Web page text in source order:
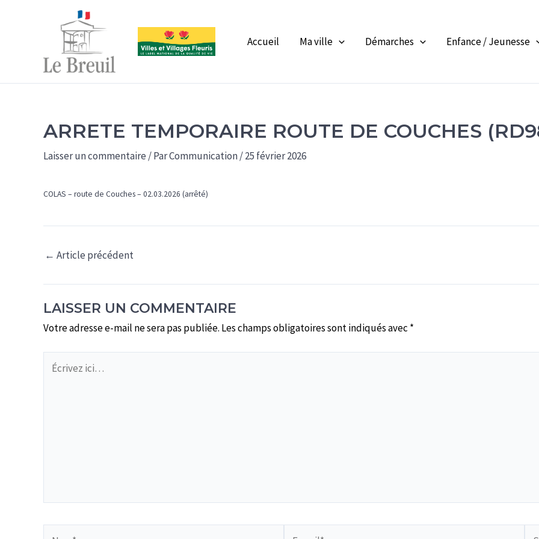
Accueil Ma ville Démarches Enfance / Jeunesse
ARRETE TEMPORAIRE ROUTE DE COUCHES
Laisser un commentaire / ParCommunication/25 février 2026
COLAS – route de Couches – 02.03.2026 (arrêté)
← Article précédent
LAISSER UN COMMENTAIRE
Votre adresse e-mail ne sera pas publiée. Les champs obligatoires sont indiqués avec *
Écrivez
ici…